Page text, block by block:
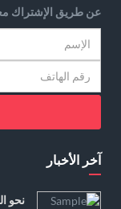
عن طريق الإشتراك
آخر الأخبار
نحو